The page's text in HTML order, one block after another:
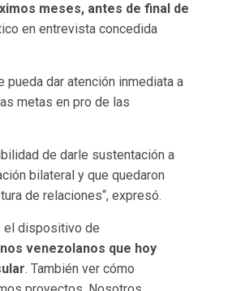
meses, antes de final de
en entrevista concedida
dar atención inmediata a
metas en pro de las
de darle sustentación a
bilateral y que quedaron
de relaciones“, expresó.
el dispositivo de
venezolanos que hoy
. También ver cómo